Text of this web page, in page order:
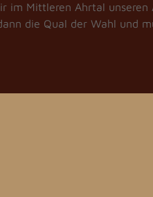
im Mittleren Ahrtal
die Qual der Wahl und